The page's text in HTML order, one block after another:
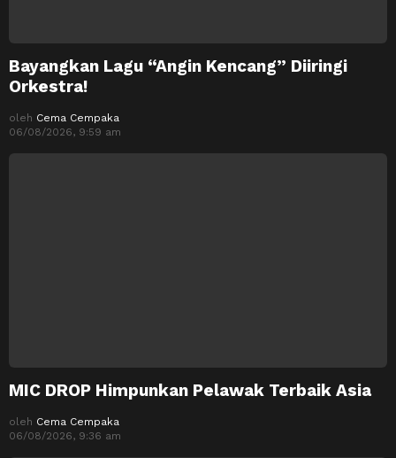
Bayangkan Lagu “Angin Kencang” Diiringi
Orkestra!
oleh Cema Cempaka
06/08/2026, 9:59 am
MIC DROP Himpunkan Pelawak Terbaik Asia
oleh Cema Cempaka
06/08/2026, 9:36 am